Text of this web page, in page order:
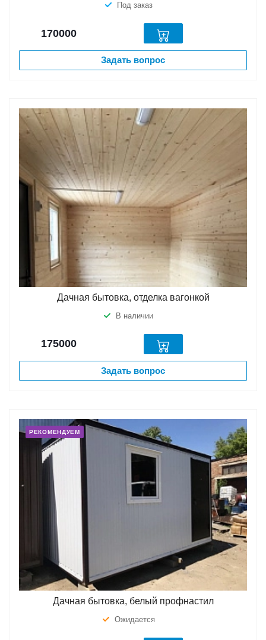
Под заказ
170000
Задать вопрос
Дачная бытовка, отделка вагонкой
В наличии
175000
Задать вопрос
РЕКОМЕНДУЕМ
Дачная бытовка, белый профнастил
Ожидается